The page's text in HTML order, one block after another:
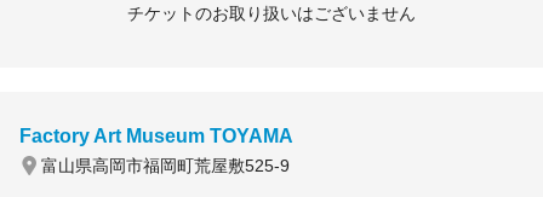
チケットのお取り扱いはございません
Factory Art Museum TOYAMA
富山県高岡市福岡町荒屋敷525-9